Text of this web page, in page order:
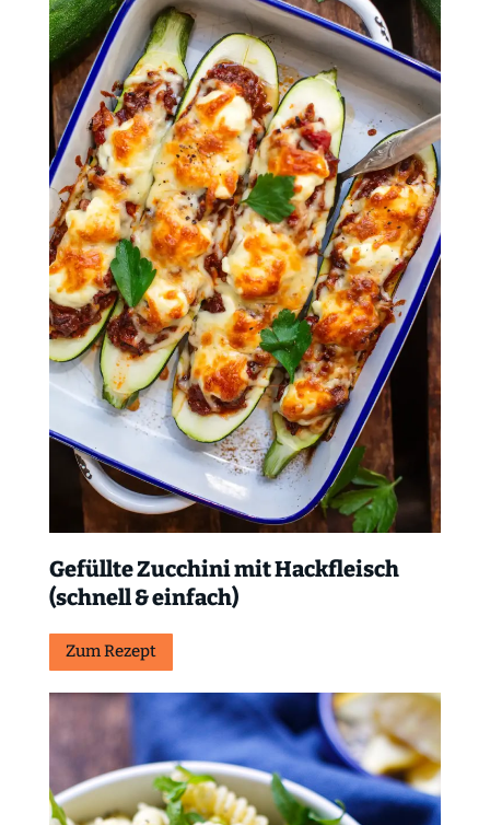
Gefüllte Zucchini mit Hackfleisch
(schnell & einfach)
Zum Rezept